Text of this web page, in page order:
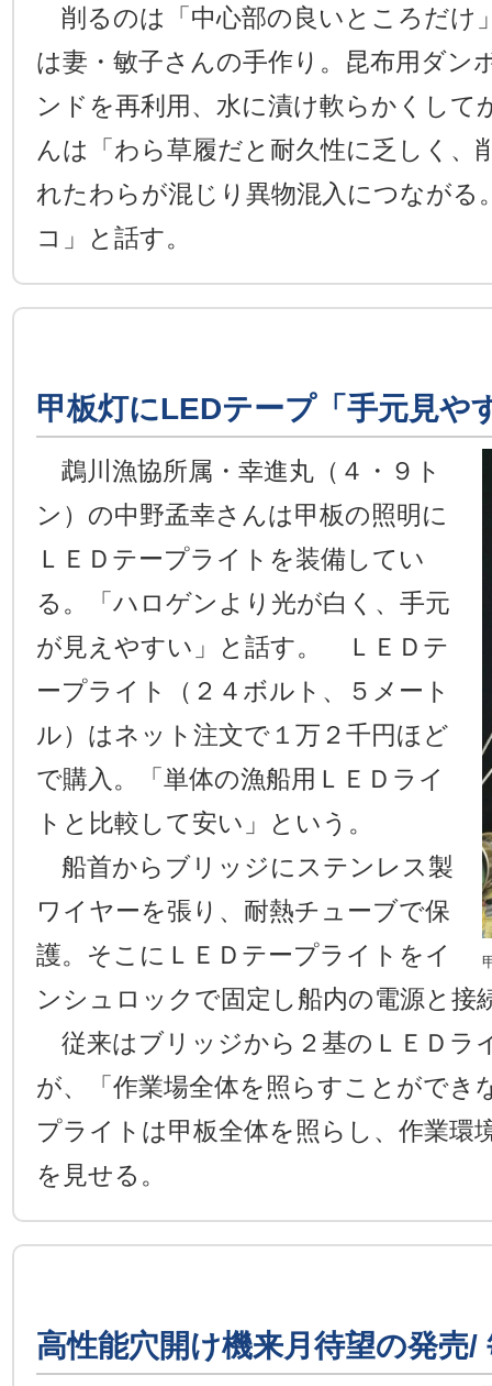
削るのは「中心部の良いところだけ
は妻・敏子さんの手作り。昆布用ダン
ンドを再利用、水に漬け軟らかくして
んは「わら草履だと耐久性に乏しく、
れたわらが混じり異物混入につながる
コ」と話す。
甲板灯にLEDテープ「手元見や
鵡川漁協所属・幸進丸（４・９ト
ン）の中野孟幸さんは甲板の照明に
ＬＥＤテープライトを装備してい
る。「ハロゲンより光が白く、手元
が見えやすい」と話す。 ＬＥＤテ
ープライト（２４ボルト、５メート
ル）はネット注文で１万２千円ほど
で購入。「単体の漁船用ＬＥＤライ
トと比較して安い」という。
船首からブリッジにステンレス製
ワイヤーを張り、耐熱チューブで保
護。そこにＬＥＤテープライトをイ
ンシュロックで固定し船内の電源と接
従来はブリッジから２基のＬＥＤラ
が、「作業場全体を照らすことができ
プライトは甲板全体を照らし、作業環
を見せる。
高性能穴開け機来月待望の発売/